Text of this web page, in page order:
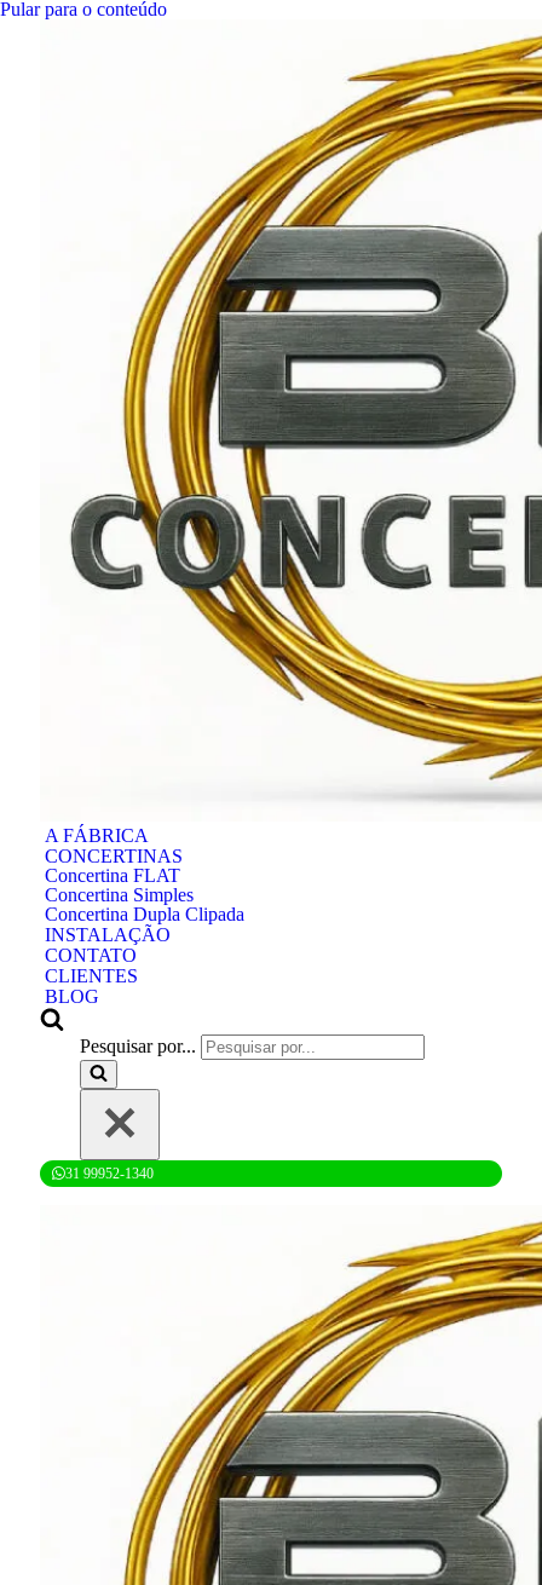
Pular para o conteúdo
A FÁBRICA
CONCERTINAS
Concertina FLAT
Concertina Simples
Concertina Dupla Clipada
INSTALAÇÃO
CONTATO
CLIENTES
BLOG
Pesquisar por...
31 99952-1340